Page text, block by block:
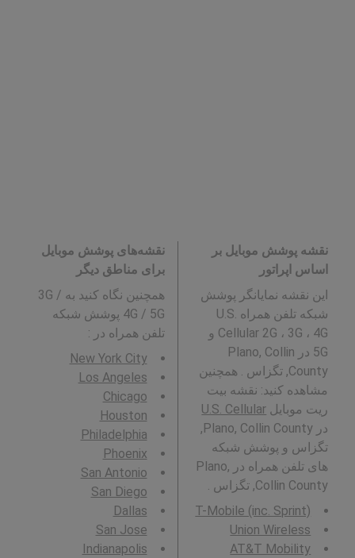
نقشه پوشش موبایل بر
اساس اپراتور
این نقشه نمایانگر پوشش
شبکه تلفن همراه U.S.
Cellular 2G ، 3G ، 4G و
5G در Plano, Collin
County, تگزاس . همچنین
مشاهده کنید: نقشه بیت
ریت موبایل U.S. Cellular
در Plano, Collin County,
تگزاس و پوشش شبکه
های تلفن همراه در Plano,
Collin County, تگزاس .
T-Mobile (inc. Sprint)
Union Wireless
AT&T Mobility
نقشه‌های پوشش موبایل
برای مناطق دیگر
همچنین نگاه کنید به 3G /
4G / 5G پوشش شبکه
تلفن همراه در :
New York City
Los Angeles
Chicago
Houston
Philadelphia
Phoenix
San Antonio
San Diego
Dallas
San Jose
Indianapolis